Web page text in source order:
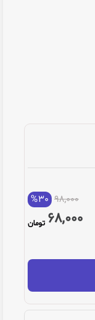
98,000
%30
68,000 تومان